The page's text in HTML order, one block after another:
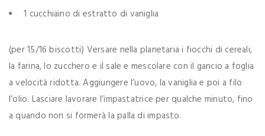
1 cucchiaino di estratto di vaniglia
(per 15/16 biscotti) Versare nella planetaria i fiocchi di cereali,
la farina, lo zucchero e il sale e mescolare con il gancio a foglia
a velocità ridotta. Aggiungere l’uovo, la vaniglia e poi a filo
l’olio. Lasciare lavorare l’impastatrice per qualche minuto, fino
a quando non si formerà la palla di impasto.